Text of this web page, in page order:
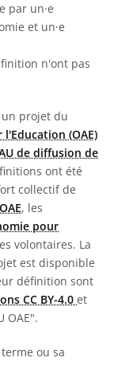
par un·e
et un·e
n'ont pas
un projet du
(OAE)
de diffusion de
ont été
collectif de
, les
pour
volontaires. La
est disponible
définition sont
CC BY-4.0 et
OAE".
ou sa